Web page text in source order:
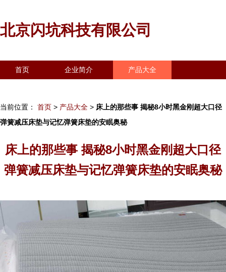
北京闪坑科技有限公司
首页 企业简介 产品大全
当前位置： 首页 > 产品大全 > 床上的那些事 揭秘8小时黑金刚超大口径
弹簧减压床垫与记忆弹簧床垫的安眠奥秘
床上的那些事 揭秘8小时黑金刚超大口径
弹簧减压床垫与记忆弹簧床垫的安眠奥秘